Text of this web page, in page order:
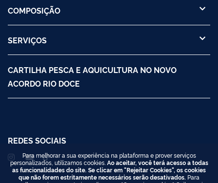
COMPOSIÇÃO
SERVIÇOS
CARTILHA PESCA E AQUICULTURA NO NOVO
ACORDO RIO DOCE
REDES SOCIAIS
Para melhorar a sua experiência na plataforma e prover serviços
personalizados, utilizamos cookies. Ao aceitar, você terá acesso a todas
as funcionalidades do site. Se clicar em "Rejeitar Cookies", os cookies
que não forem estritamente necessários serão desativados. Para